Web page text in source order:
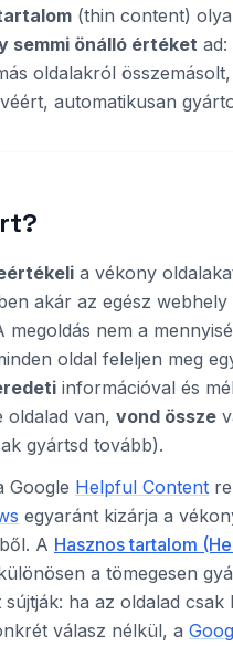
(thin content)
semmi önálló értéket
oldalakról
automatikusan
a vékony
akár az egész webhely
megoldás nem a
oldal feleljen meg
információval és
oldalad van, vond össze
gyártsd tovább).
Google Helpful Content
egyaránt kizárja a
A Hasznos tartalom
a tömegesen
ha az oldalad csak
válasz nélkül, a